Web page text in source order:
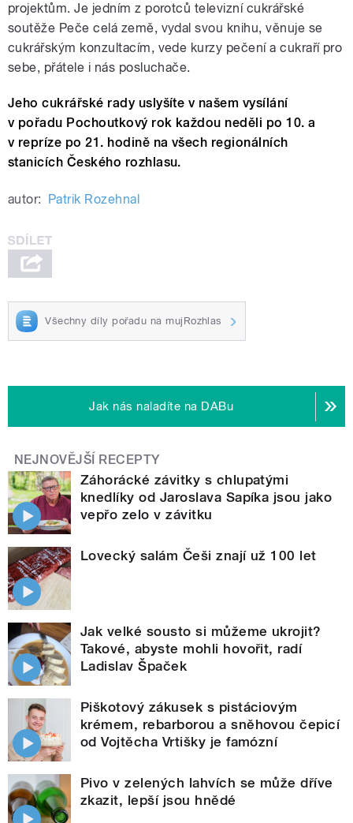
projektům.Je jedním z porotců televizní cukrářské
soutěže Peče celá země, vydal svou knihu, věnuje se
cukrářským konzultacím, vede kurzy pečení a cukraří pro
sebe, přátele i nás posluchače.
Jeho cukrářské rady uslyšíte v našem vysílání
v pořadu Pochoutkový rok každou neděli po 10. a
v repríze po 21. hodině na všech regionálních
stanicích Českého rozhlasu.
autor: Patrik Rozehnal
Všechny díly pořadu na mujRozhlas
Jak nás naladíte na DABu
NEJNOVĚJŠÍ RECEPTY
Záhorácké závitky s chlupatými
knedlíky od Jaroslava Sapíka jsou jako
vepřo zelo v závitku
Lovecký salám Češi znají už 100 let
Jak velké sousto si můžeme ukrojit?
Takové, abyste mohli hovořit, radí
Ladislav Špaček
Piškotový zákusek s pistáciovým
krémem, rebarborou a sněhovou čepicí
od Vojtěcha Vrtišky je famózní
Pivo v zelených lahvích se může dříve
zkazit, lepší jsou hnědé